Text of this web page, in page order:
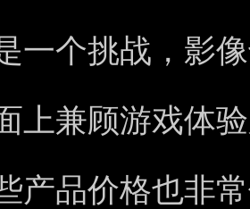
一个挑战，影
上兼顾游戏体
产品价格也非